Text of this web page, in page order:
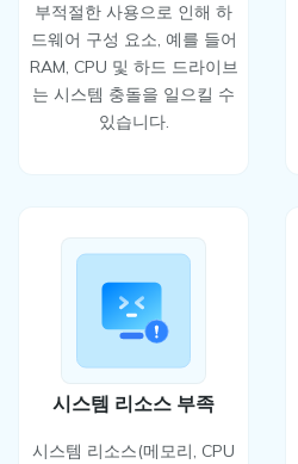
부적절한 사용으로 인해 하
드웨어 구성 요소, 예를 들어
RAM, CPU 및 하드 드라이브
는 시스템 충돌을 일으킬 수
있습니다.
시스템 리소스 부족
시스템 리소스(메모리, CPU